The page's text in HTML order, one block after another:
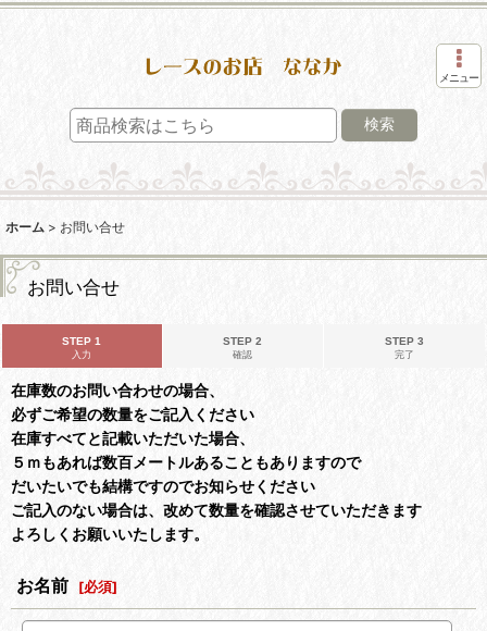
メニュー
検索
ホーム > お問い合せ
お問い合せ
STEP 1
入力
STEP 2
確認
STEP 3
完了
在庫数のお問い合わせの場合、
必ずご希望の数量をご記入ください
在庫すべてと記載いただいた場合、
５ｍもあれば数百メートルあることもありますので
だいたいでも結構ですのでお知らせください
ご記入のない場合は、改めて数量を確認させていただきます
よろしくお願いいたします。
お名前 [必須]